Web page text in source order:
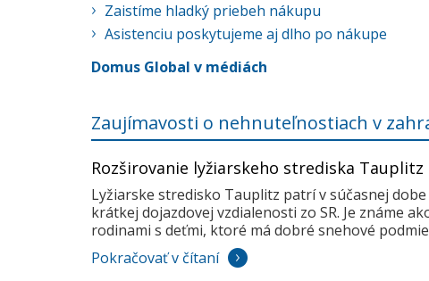
Zaistíme hladký priebeh nákupu
Asistenciu poskytujeme aj dlho po nákupe
Domus Global v médiách
Zaujímavosti o nehnuteľnostiach v
Rozširovanie lyžiarskeho strediska Tauplitz
Lyžiarske stredisko Tauplitz patrí v súčasnej
krátkej dojazdovej vzdialenosti zo SR. Je známe
rodinami s deťmi, ktoré má dobré snehové
Pokračovať v čítaní